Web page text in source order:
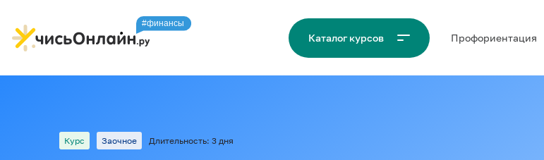
Каталог курсов Проф‌ориентация
Курс Заочное Длительность: 3 дня